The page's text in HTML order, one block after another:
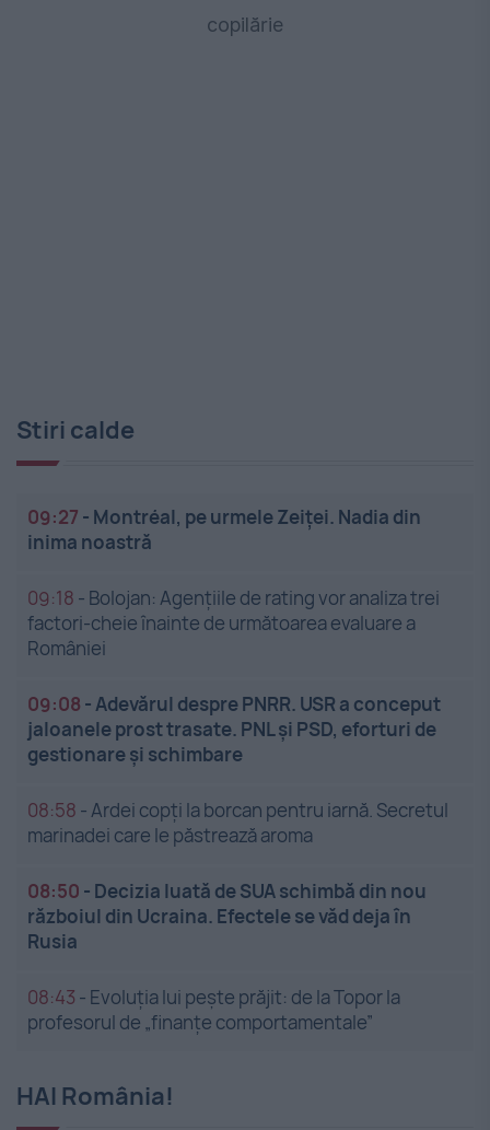
copilărie
Stiri calde
09:27 - Montréal, pe urmele Zeiței. Nadia din
inima noastră
09:18 - Bolojan: Agențiile de rating vor analiza trei
factori-cheie înainte de următoarea evaluare a
României
09:08 -Adevărul despre PNRR. USR a conceput
jaloanele prost trasate. PNL și PSD, eforturi de
gestionare și schimbare
08:58 -Ardei copți la borcan pentru iarnă. Secretul
marinadei care le păstrează aroma
08:50 - Decizia luată de SUA schimbă din nou
războiul din Ucraina. Efectele se văd deja în
Rusia
08:43 - Evoluția lui pește prăjit: de la Topor la
profesorul de „finanțe comportamentale”
HAI România!